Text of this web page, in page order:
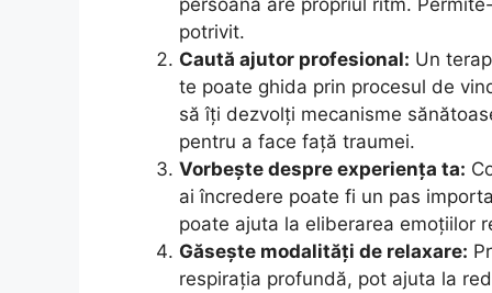
potrivit.
Caută ajutor profesional: Un
te poate ghida prin procesul de
să îți dezvolți mecanisme
pentru a face față traumei.
Vorbește despre experiența ta:
ai încredere poate fi un pas
poate ajuta la eliberarea emoțiilor
Găsește modalități de relaxare:
respirația profundă, pot ajuta la